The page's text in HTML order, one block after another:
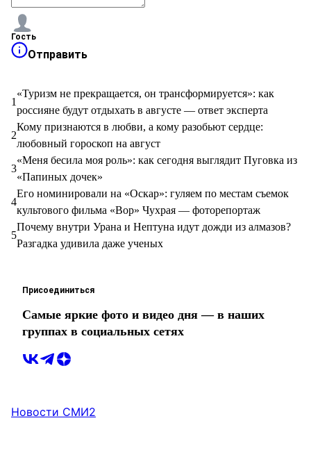
Гость
Отправить
1
«Туризм не прекращается, он трансформируется»: как
россияне будут отдыхать в августе — ответ эксперта
2
Кому признаются в любви, а кому разобьют сердце:
любовный гороскоп на август
3
«Меня бесила моя роль»: как сегодня выглядит Пуговка из
«Папиных дочек»
4
Его номинировали на «Оскар»: гуляем по местам съемок
культового фильма «Вор» Чухрая — фоторепортаж
5
Почему внутри Урана и Нептуна идут дожди из алмазов?
Разгадка удивила даже ученых
Присоединиться
Самые яркие фото и видео дня — в наших
группах в социальных сетях
Новости СМИ2